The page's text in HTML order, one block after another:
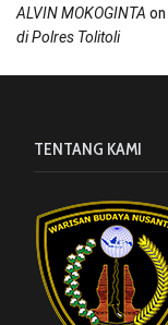
ALVIN MOKOGINTA on
di Polres Tolitoli
TENTANG KAMI